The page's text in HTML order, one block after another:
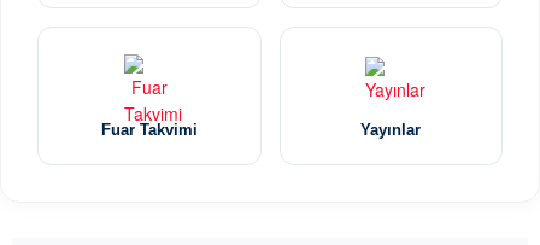
Fuar Takvimi Yayınlar